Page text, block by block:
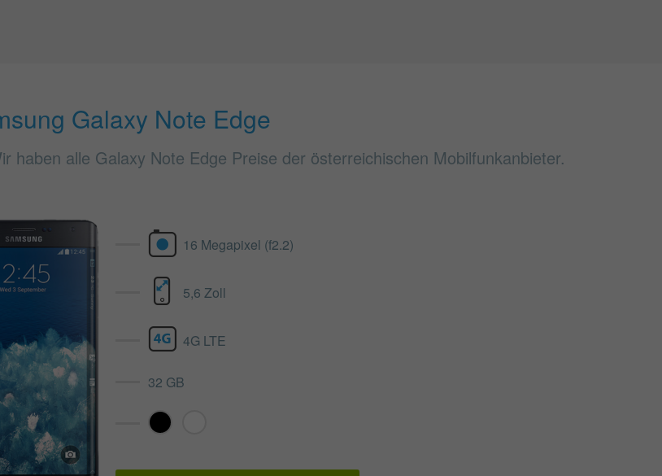
Galaxy Note Edge
haben alle Galaxy Note Edge Preise der österreichischen Mobilfunkanbieter.
16 Megapixel (f2.2)
5,6 Zoll
4G LTE
32 GB